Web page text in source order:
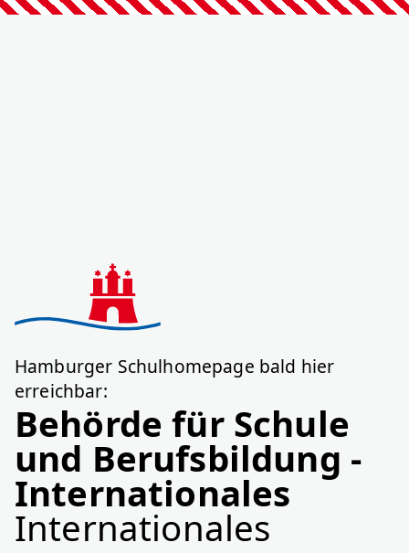
Hamburger Schulhomepage bald hier
erreichbar:
Behörde für Schule
und Berufsbildung -
Internationales
Internationales